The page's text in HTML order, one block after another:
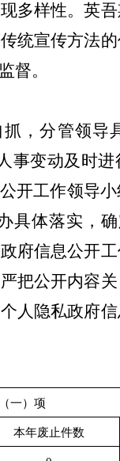
多样性。英
传统宣传方法
督。
，分管领导
事变动及时
开工作领导
具体落实，确
府信息公开
严把公开内容
人隐私政府
一）项
本年废止件数